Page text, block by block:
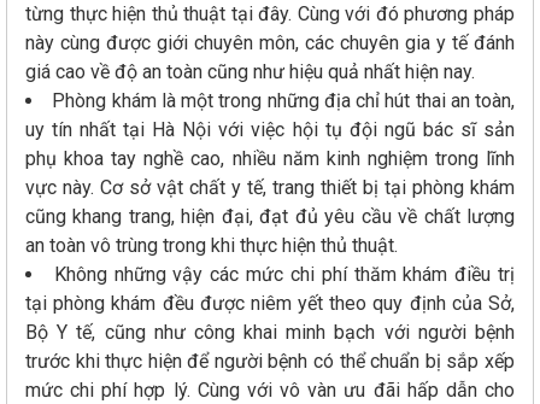
từng thực hiện thủ thuật tại đây. Cùng với đó phương pháp
này cùng được giới chuyên môn, các chuyên gia y tế đánh
giá cao về độ an toàn cũng như hiệu quả nhất hiện nay.
Phòng khám là một trong những địa chỉ hút thai an toàn,
uy tín nhất tại Hà Nội với việc hội tụ đội ngũ bác sĩ sản
phụ khoa tay nghề cao, nhiều năm kinh nghiệm trong lĩnh
vực này. Cơ sở vật chất y tế, trang thiết bị tại phòng khám
cũng khang trang, hiện đại, đạt đủ yêu cầu về chất lượng
an toàn vô trùng trong khi thực hiện thủ thuật.
Không những vậy các mức chi phí thăm khám điều trị
tại phòng khám đều được niêm yết theo quy định của Sở,
Bộ Y tế, cũng như công khai minh bạch với người bệnh
trước khi thực hiện để người bệnh có thể chuẩn bị sắp xếp
mức chi phí hợp lý. Cùng với vô vàn ưu đãi hấp dẫn cho